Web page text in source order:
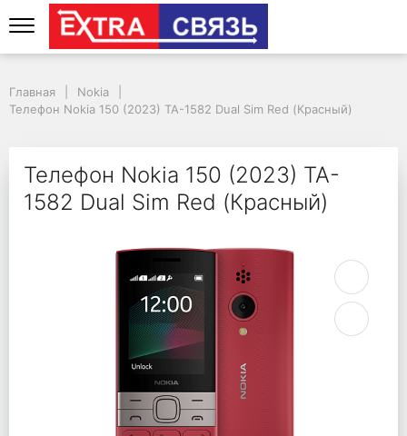
Телефон Nokia 150
Главная
Nokia
Телефон Nokia 150 (2023) TA-1582 Dual Sim Red (Красный)
Телефон Nokia 150 (2023) TA-
1582 Dual Sim Red (Красный)